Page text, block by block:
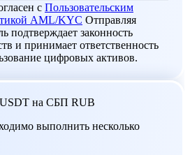
c Пользовательским
AML/KYC Отправляя
подтверждает законность
и принимает ответственность
цифровых активов.
на СБП RUB
выполнить несколько